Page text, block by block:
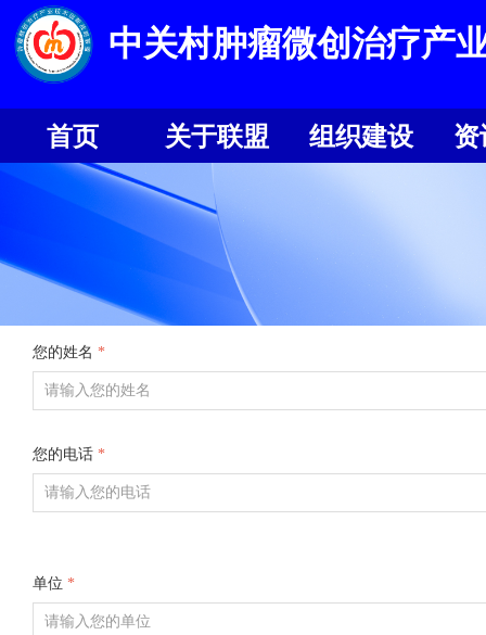
首页
首页
关于联盟
关于联盟
组织建设
资
中关村肿瘤微创治疗产
您的姓名 *
您的电话 *
单位 *